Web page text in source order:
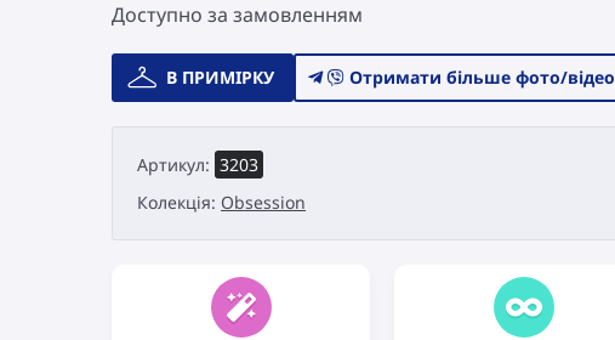
Доступно за замовленням
Весільна
сукня
3203
кількість
В ПРИМІРКУ Отримати більше фото/відео
Артикул: 3203
Колекція: Obsession